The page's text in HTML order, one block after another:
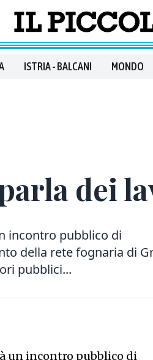
ISTRIA - BALCANI MONDO
dei
incontro pubblico di
della rete fognaria di
pubblici...
un incontro pubblico di